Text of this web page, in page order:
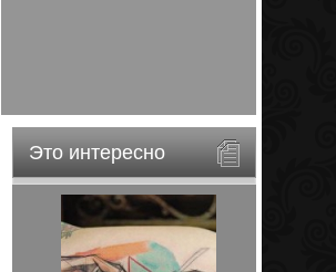
Это интересно